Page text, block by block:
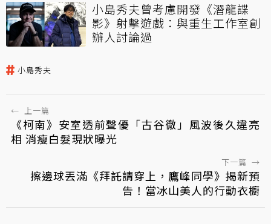
小島秀夫曾考慮開發《潛龍諜
影》射擊遊戲：與重生工作室創
辦人討論過
小島秀夫
← 上一篇
《柯南》安室透前聲優「古谷徹」風波後久違亮
相 消瘦白髮現狀曝光
下一篇 →
擦邊球丟滿《拜託請穿上，鷹峰同學》揭新預
告！當冰山美人的行動衣櫥